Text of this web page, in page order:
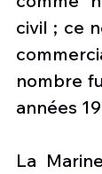
civil ; ce
nombre
années
La